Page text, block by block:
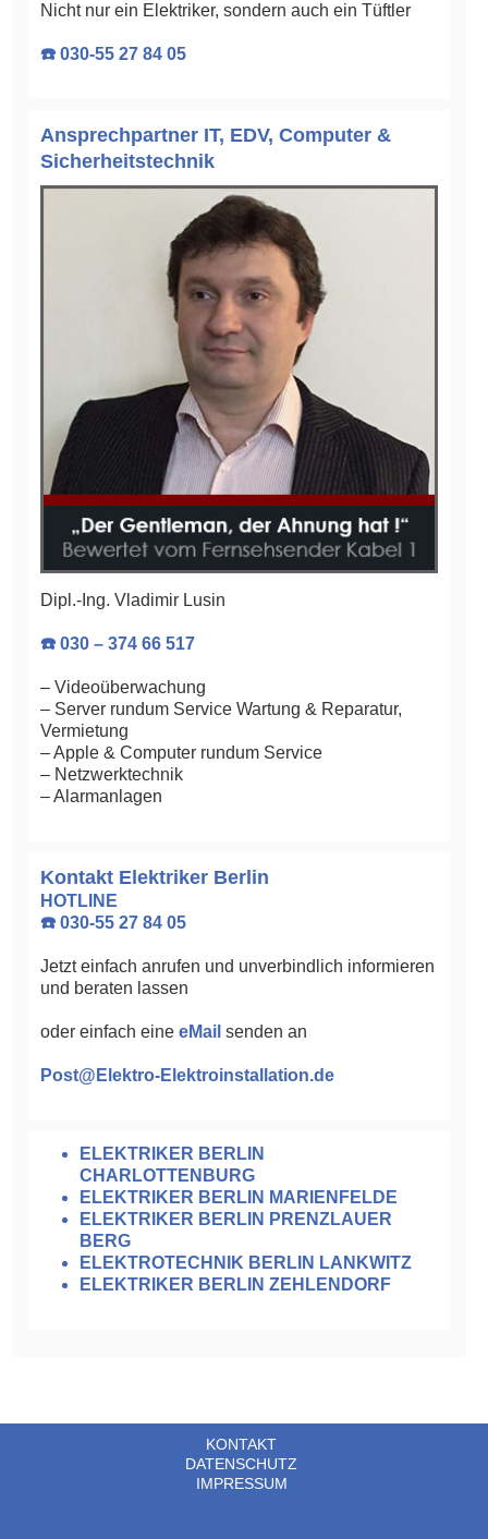
Nicht nur ein Elektriker, sondern auch ein Tüftler
☎️ 030-55 27 84 05
Ansprechpartner IT, EDV, Computer &
Sicherheitstechnik
Dipl.-Ing. Vladimir Lusin
☎️ 030 – 374 66 517
– Videoüberwachung
– Server rundum Service Wartung & Reparatur,
Vermietung
– Apple & Computer rundum Service
– Netzwerktechnik
– Alarmanlagen
Kontakt Elektriker Berlin
HOTLINE
☎️ 030-55 27 84 05
Jetzt einfach anrufen und unverbindlich informieren
und beraten lassen
oder einfach eine eMail senden an
Post@Elektro-Elektroinstallation.de
ELEKTRIKER BERLIN
CHARLOTTENBURG
ELEKTRIKER BERLIN MARIENFELDE
ELEKTRIKER BERLIN PRENZLAUER
BERG
ELEKTROTECHNIK BERLIN LANKWITZ
ELEKTRIKER BERLIN ZEHLENDORF
KONTAKT
DATENSCHUTZ
IMPRESSUM